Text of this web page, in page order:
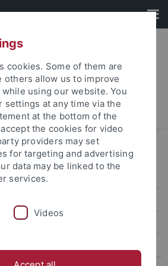
Fakultät
Bildungsforschung
... Bachelor EBPP
cookies. Some of them are
others allow us to improve
using our website. You
settings at any time via the
at the bottom of the
the cookies for video
providers may set
for targeting and advertising
data may be linked to the
services.
Videos